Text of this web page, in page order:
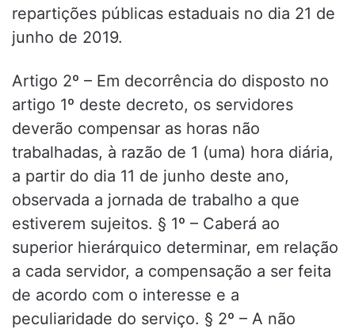
repartições públicas estaduais no dia 21 de
junho de 2019.
Artigo 2º – Em decorrência do disposto no
artigo 1º deste decreto, os servidores
deverão compensar as horas não
trabalhadas, à razão de 1 (uma) hora diária,
a partir do dia 11 de junho deste ano,
observada a jornada de trabalho a que
estiverem sujeitos. § 1º – Caberá ao
superior hierárquico determinar, em relação
a cada servidor, a compensação a ser feita
de acordo com o interesse e a
peculiaridade do serviço. § 2º – A não